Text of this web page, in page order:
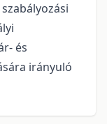
és
irányuló